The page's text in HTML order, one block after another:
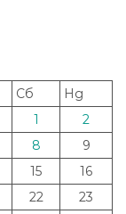
Сб
Нд
1
2
8
9
15
16
22
23